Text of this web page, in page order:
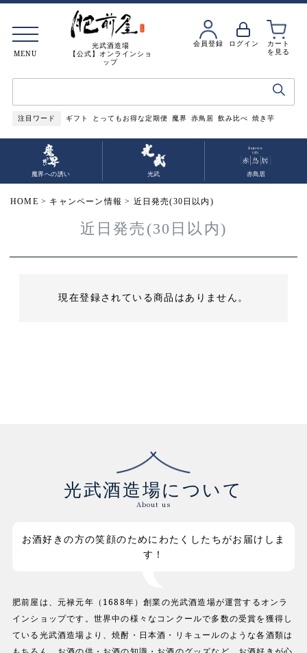
光武酒造場
【公式】オンラインショ
ップ
会員登録 ログイン
カート
を見る
注目ワード ギフト とってもお得な定期便 魔界 赤鳥居 飲み比べ 焼き芋
MENU
魔界への誘い 光武 赤鳥居
HOME キャンペーン情報 近日発売(30日以内)
近日発売(30日以内)
現在登録されている商品はありません。
光武酒造場について
About us
お酒好きの方の笑顔のためにわたくしたちがお届けしま
す！
肥前屋は、元禄元年（1688年）創業の光武酒造場が運営するオンラ
インショップです。世界中の様々なコンクールで多数の受賞を獲得し
ている光武酒造場より、焼酎・日本酒・リキュールのような各酒類は